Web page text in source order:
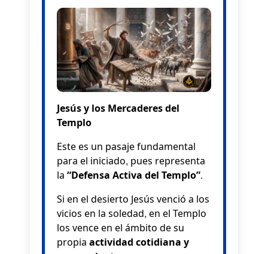
Jesús y los Mercaderes del
Templo
Este es un pasaje fundamental
para el iniciado, pues representa
la“Defensa Activa del Templo”.
Si en el desierto Jesús venció a los
vicios en la soledad, en el Templo
los vence en el ámbito de su
propiaactividad cotidiana y